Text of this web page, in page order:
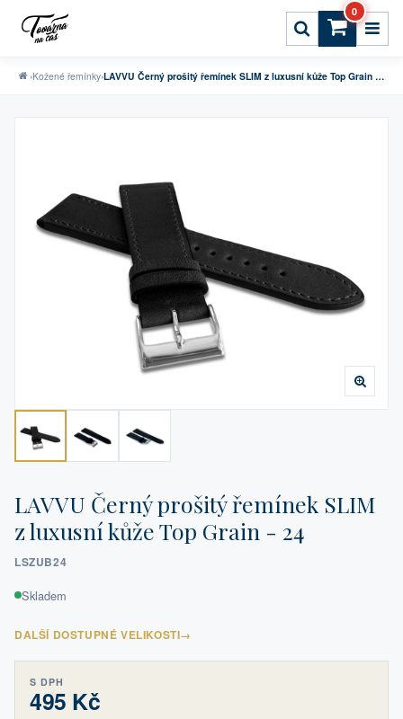
0
›Kožené řemínky› LAVVU Černý prošitý řemínek SLIM z luxusní kůže Top Grain - 24
LAVVU Černý prošitý řemínek SLIM
z luxusní kůže Top Grain - 24
LSZUB24
Skladem
DALŠÍ DOSTUPNÉ VELIKOSTI→
S DPH
495 Kč